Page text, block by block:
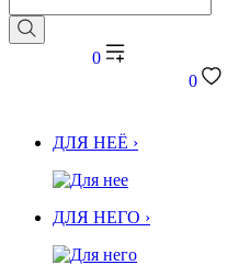
0
0
ДЛЯ НЕЁ ›
ДЛЯ НЕГО ›